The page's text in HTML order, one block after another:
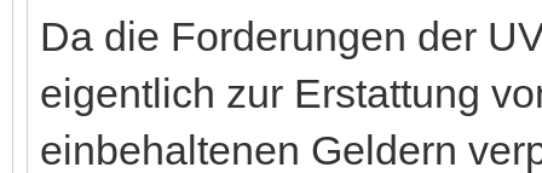
Da die Forderungen der
eigentlich zur Erstattung
einbehaltenen Geldern